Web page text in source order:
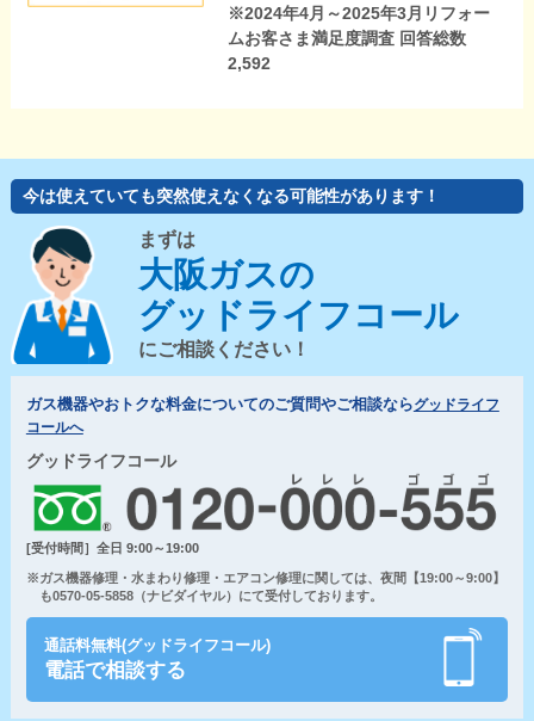
※2024年4月～2025年3月リフォー
ムお客さま満足度調査 回答総数
2,592
今は使えていても突然使えなくなる可能性があります！
まずは
大阪ガスの
グッドライフコール
にご相談ください！
ガス機器やおトクな料金についてのご質問やご相談ならグッドライフ
コールへ
グッドライフコール
[受付時間］全日 9:00～19:00
※ガス機器修理・水まわり修理・エアコン修理に関しては、夜間【19:00～9:00】
も0570-05-5858（ナビダイヤル）にて受付しております。
通話料無料(グッドライフコール)
電話で相談する